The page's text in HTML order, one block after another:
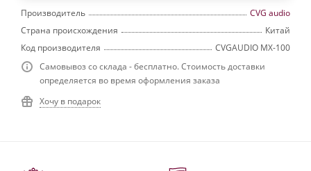
Производитель
CVG audio
Страна происхождения
Китай
Код производителя
CVGAUDIO MX-100
Самовывоз со склада - бесплатно. Стоимость доставки
определяется во время оформления заказа
Хочу в подарок